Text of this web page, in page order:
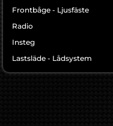
Frontbåge - Ljusfäste
Radio
Insteg
Lastsläde - Lådsystem